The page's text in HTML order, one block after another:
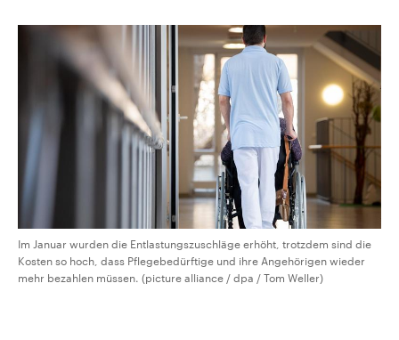
Wahl.
Audio-Archiv
Im Januar wurden die Entlastungszuschläge erhöht, trotzdem sind die
Kosten so hoch, dass Pflegebedürftige und ihre Angehörigen wieder
mehr bezahlen müssen. (picture alliance / dpa / Tom Weller)